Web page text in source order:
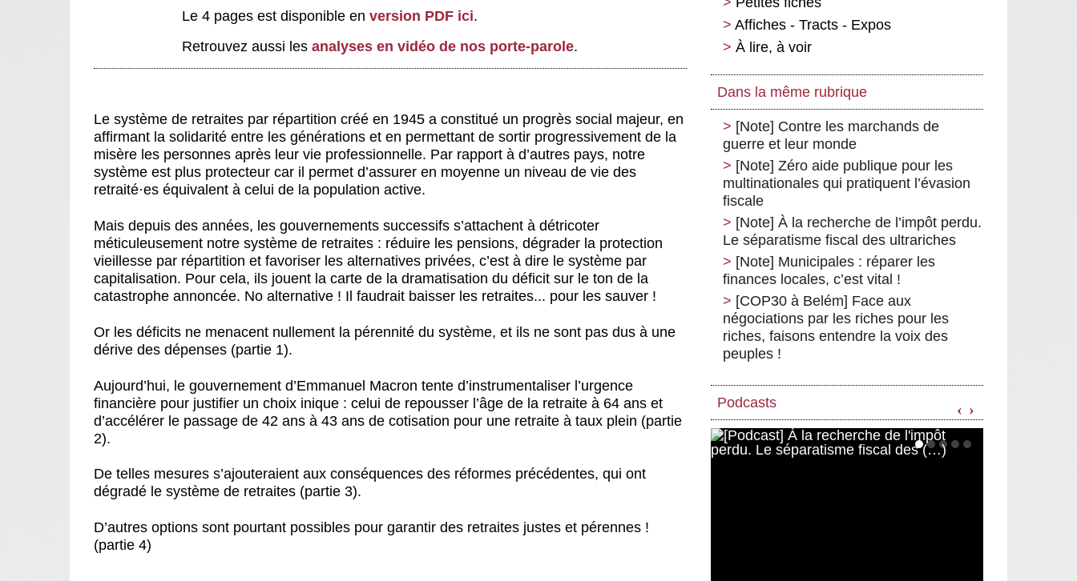
Le 4 pages est disponible en version PDF ici.
Retrouvez aussi les analyses en vidéo de nos porte-parole.
Le système de retraites par répartition créé en 1945 a constitué un progrès social majeur, en
affirmant la solidarité entre les générations et en permettant de sortir progressivement de la
misère les personnes après leur vie professionnelle. Par rapport à d’autres pays, notre
système est plus protecteur car il permet d’assurer en moyenne un niveau de vie des
retraité·es équivalent à celui de la population active.
Mais depuis des années, les gouvernements successifs s’attachent à détricoter
méticuleusement notre système de retraites : réduire les pensions, dégrader la protection
vieillesse par répartition et favoriser les alternatives privées, c’est à dire le système par
capitalisation. Pour cela, ils jouent la carte de la dramatisation du déficit sur le ton de la
catastrophe annoncée. No alternative ! Il faudrait baisser les retraites... pour les sauver !
Or les déficits ne menacent nullement la pérennité du système, et ils ne sont pas dus à une
dérive des dépenses (partie 1).
Aujourd’hui, le gouvernement d’Emmanuel Macron tente d’instrumentaliser l’urgence
financière pour justifier un choix inique : celui de repousser l’âge de la retraite à 64 ans et
d’accélérer le passage de 42 ans à 43 ans de cotisation pour une retraite à taux plein (partie
2).
De telles mesures s’ajouteraient aux conséquences des réformes précédentes, qui ont
dégradé le système de retraites (partie 3).
D’autres options sont pourtant possibles pour garantir des retraites justes et pérennes !
(partie 4)
Affiches - Tracts - Expos
À lire, à voir
Dans la même rubrique
[Note] Contre les marchands de
guerre et leur monde
[Note] Zéro aide publique pour les
multinationales qui pratiquent l’évasion
fiscale
[Note] À la recherche de l’impôt perdu.
Le séparatisme fiscal des ultrariches
[Note] Municipales : réparer les
finances locales, c’est vital !
[COP30 à Belém] Face aux
négociations par les riches pour les
riches, faisons entendre la voix des
peuples !
Podcasts ‹ ›